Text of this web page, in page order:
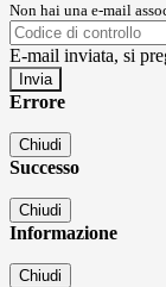
Non hai una e-mail
E-mail inviata, si
Errore
Chiudi
Successo
Chiudi
Informazione
Chiudi